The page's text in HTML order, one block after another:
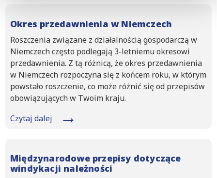
Okres przedawnienia w Niemczech
Roszczenia związane z działalnością gospodarczą w
Niemczech często podlegają 3-letniemu okresowi
przedawnienia. Z tą różnicą, że okres przedawnienia
w Niemczech rozpoczyna się z końcem roku, w którym
powstało roszczenie, co może różnić się od przepisów
obowiązujących w Twoim kraju.
Czytaj dalej
Międzynarodowe przepisy dotyczące
windykacji należności